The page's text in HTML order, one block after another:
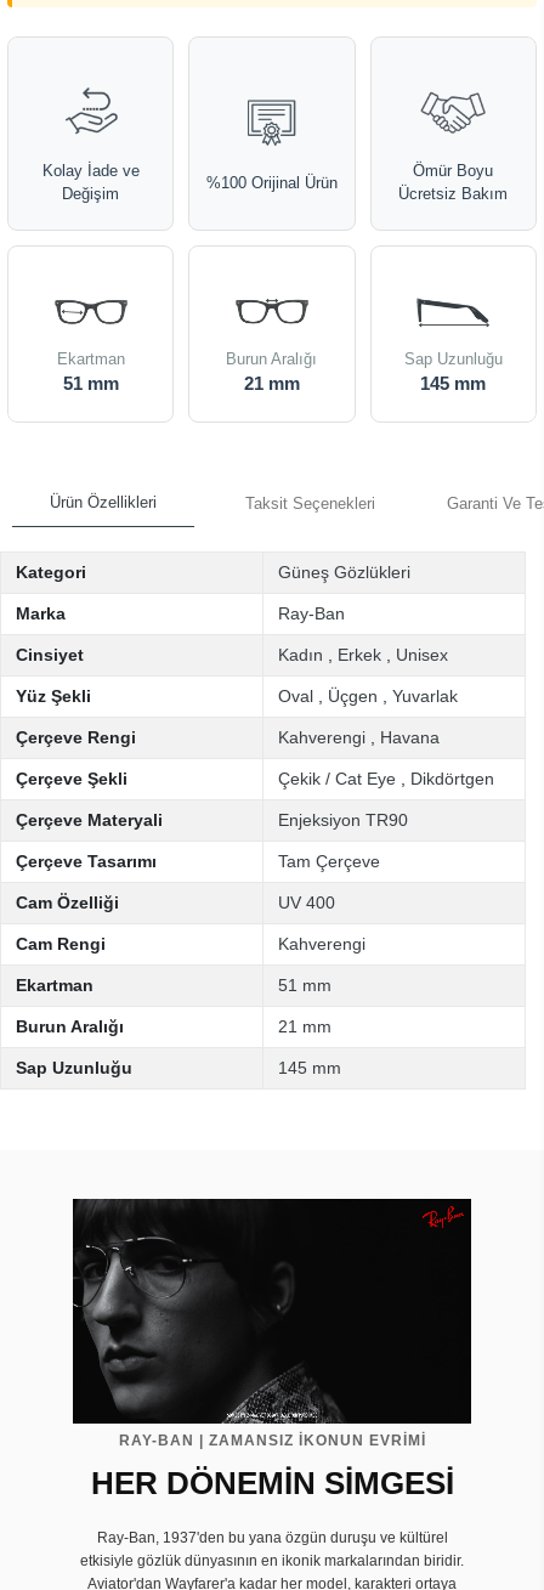
Kolay İade ve
Değişim
%100 Orijinal Ürün
Ömür Boyu
Ücretsiz Bakım
Ekartman
51 mm
Burun Aralığı
21 mm
Sap Uzunluğu
145 mm
Ürün Özellikleri Taksit Seçenekleri Garanti Ve
Kategori Güneş Gözlükleri
Marka Ray-Ban
Cinsiyet Kadın Erkek Unisex
Yüz Şekli Oval Üçgen Yuvarlak
Çerçeve Rengi Kahverengi Havana
Çerçeve Şekli Çekik / Cat Eye Dikdörtgen
Çerçeve Materyali Enjeksiyon TR90
Çerçeve Tasarımı Tam Çerçeve
Cam Özelliği UV 400
Cam Rengi Kahverengi
Ekartman 51 mm
Burun Aralığı 21 mm
Sap Uzunluğu 145 mm
RAY-BAN | ZAMANSIZ İKONUN EVRIMI
HER DÖNEMİN SİMGESİ
Ray-Ban, 1937'den bu yana özgün duruşu ve kültürel
etkisiyle gözlük dünyasının en ikonik markalarından biridir.
Aviator'dan Wayfarer'a kadar her model, karakteri ortaya